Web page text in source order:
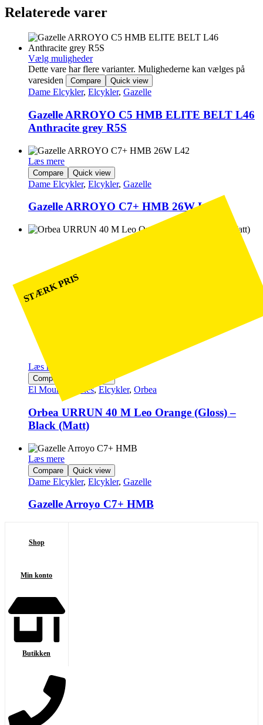
Relaterede varer
Vælg muligheder
Dette vare har flere varianter. Mulighederne kan vælges på
varesiden
Compare Quick view
Dame Elcykler, Elcykler, Gazelle
Gazelle ARROYO C5 HMB ELITE BELT L46
Anthracite grey R5S
Læs mere
Compare Quick view
Dame Elcykler, Elcykler, Gazelle
Gazelle ARROYO C7+ HMB 26W L42
STÆRK PRIS
Læs mere
Compare
El Mountainbikes,Elcykler, Orbea
Orbea URRUN 40 M Leo Orange (Gloss) –
Black (Matt)
Læs mere
Compare Quick view
Dame Elcykler, Elcykler, Gazelle
Gazelle Arroyo C7+ HMB
Shop
Min konto
Butikken